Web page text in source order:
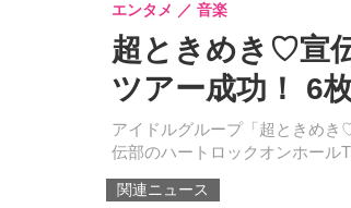
超ときめき♡宣
ツアー成功！ 6
アイドルグループ「超ときめ
伝部のハートロックオンホール
エンタメ 音楽
関連ニュース